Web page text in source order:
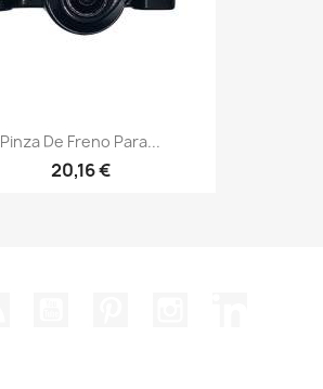
Pinza De Freno Para...
20,16 €